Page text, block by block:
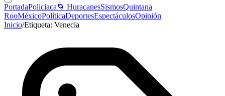
PortadaPoliciaca 🌀 HuracanesSismosQuintana
RooMéxicoPolíticaDeportesEspectáculosOpinión
Inicio/Etiqueta: Venecia